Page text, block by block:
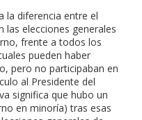
la diferencia entre el
las elecciones generales
frente a todos los
pueden haber
pero no participaban en
al Presidente del
significa que hubo un
en minoría) tras esas